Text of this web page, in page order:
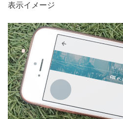
表示イメージ